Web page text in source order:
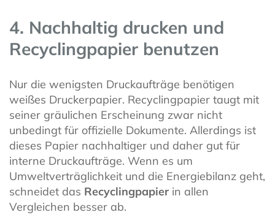
4. Nachhaltig drucken und
Recyclingpapier benutzen
Nur die wenigsten Druckaufträge benötigen
weißes Druckerpapier. Recyclingpapier taugt mit
seiner gräulichen Erscheinung zwar nicht
unbedingt für offizielle Dokumente. Allerdings ist
dieses Papier nachhaltiger und daher gut für
interne Druckaufträge. Wenn es um
Umweltverträglichkeit und die Energiebilanz geht,
schneidet das Recyclingpapier in allen
Vergleichen besser ab.